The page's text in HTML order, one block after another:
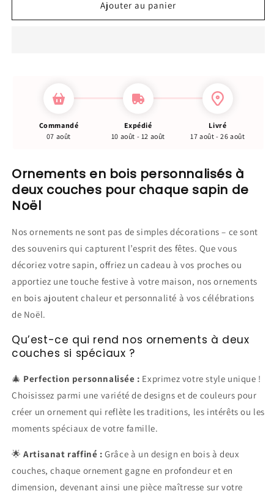
Arbre
Ornements
personnalisés
Arbre
Ornements
personnalisés
Ajouter au panier
Commandé
07 août
Expédié
10 août - 12 août
Livré
17 août - 26 août
Ornements en bois personnalisés à
deux couches pour chaque sapin de
Noël
Nos ornements ne sont pas de simples décorations – ce sont
des souvenirs qui capturent l’esprit des fêtes. Que vous
décoriez votre sapin, offriez un cadeau à vos proches ou
apportiez une touche festive à votre maison, nos ornements
en bois ajoutent chaleur et personnalité à vos célébrations
de Noël.
Qu’est-ce qui rend nos ornements à deux
couches si spéciaux ?
🎄 Perfection personnalisée : Exprimez votre style unique !
Choisissez parmi une variété de designs et de couleurs pour
créer un ornement qui reflète les traditions, les intérêts ou les
moments spéciaux de votre famille.
🌟Artisanat raffiné : Grâce à un design en bois à deux
couches, chaque ornement gagne en profondeur et en
dimension, devenant ainsi une pièce maîtresse sur votre